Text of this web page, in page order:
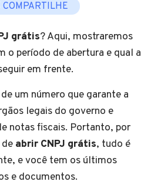
COMPARTILHE
grátis? Aqui, mostraremos
o período de abertura e qual a
em frente.
um número que garante a
legais do governo e
notas fiscais. Portanto, por
abrir CNPJ grátis, tudo é
e você tem os últimos
e documentos.